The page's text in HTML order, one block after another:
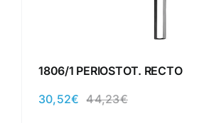
1806/1 PERIOSTOT. RECTO
44,23€El
30,52€
El